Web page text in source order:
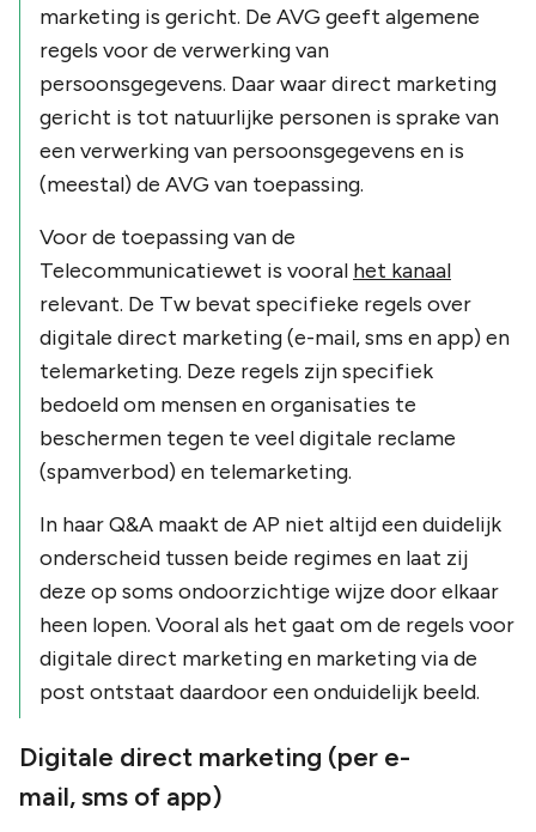
marketing is gericht. De AVG geeft algemene
regels voor de verwerking van
persoonsgegevens. Daar waar direct marketing
gericht is tot natuurlijke personen is sprake van
een verwerking van persoonsgegevens en is
(meestal) de AVG van toepassing.
Voor de toepassing van de
Telecommunicatiewet is vooral het kanaal
relevant. De Tw bevat specifieke regels over
digitale direct marketing (e-mail, sms en app) en
telemarketing. Deze regels zijn specifiek
bedoeld om mensen en organisaties te
beschermen tegen te veel digitale reclame
(spamverbod) en telemarketing.
In haar Q&A maakt de AP niet altijd een duidelijk
onderscheid tussen beide regimes en laat zij
deze op soms ondoorzichtige wijze door elkaar
heen lopen. Vooral als het gaat om de regels voor
digitale direct marketing en marketing via de
post ontstaat daardoor een onduidelijk beeld.
Digitale direct marketing (per e-
mail, sms of app)